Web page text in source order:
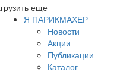
еще
Я ПАРИКМАХЕР
Новости
Акции
Публикации
Каталог